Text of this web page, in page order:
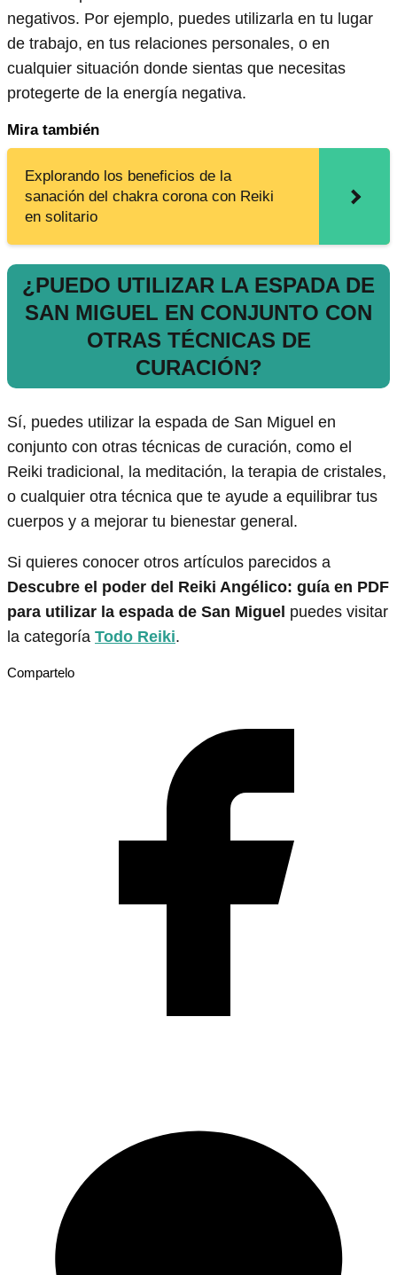
negativos. Por ejemplo, puedes utilizarla en tu lugar
de trabajo, en tus relaciones personales, o en
cualquier situación donde sientas que necesitas
protegerte de la energía negativa.
Mira también
Explorando los beneficios de la
sanación del chakra corona con Reiki
en solitario
¿PUEDO UTILIZAR LA ESPADA DE
SAN MIGUEL EN CONJUNTO CON
OTRAS TÉCNICAS DE
CURACIÓN?
Sí, puedes utilizar la espada de San Miguel en
conjunto con otras técnicas de curación, como el
Reiki tradicional, la meditación, la terapia de cristales,
o cualquier otra técnica que te ayude a equilibrar tus
cuerpos y a mejorar tu bienestar general.
Si quieres conocer otros artículos parecidos a
Descubre el poder del Reiki Angélico: guía en PDF
para utilizar la espada de San Miguel puedes visitar
la categoría Todo Reiki.
Compartelo